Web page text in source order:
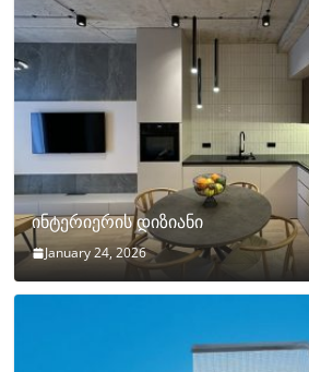
ინტერიერის დიზიანი
January 24, 2026